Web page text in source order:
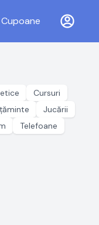
Cursuri
Jucării
Telefoane